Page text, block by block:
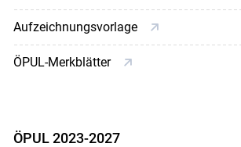
Aufzeichnungsvorlage
ÖPUL-Merkblätter
ÖPUL 2023-2027